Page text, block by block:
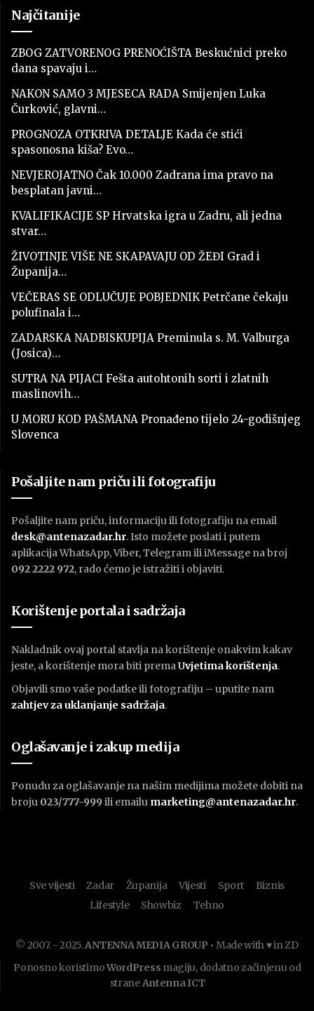
Najčitanije
ZBOG ZATVORENOG PRENOĆIŠTA Beskućnici preko
dana spavaju i…
NAKON SAMO 3 MJESECA RADA Smijenjen Luka
Čurković, glavni…
PROGNOZA OTKRIVA DETALJE Kada će stići
spasonosna kiša? Evo…
NEVJEROJATNO Čak 10.000 Zadrana ima pravo na
besplatan javni…
KVALIFIKACIJE SP Hrvatska igra u Zadru, ali jedna
stvar…
ŽIVOTINJE VIŠE NE SKAPAVAJU OD ŽEĐI Grad i
Županija…
VEČERAS SE ODLUČUJE POBJEDNIK Petrčane čekaju
polufinala i…
ZADARSKA NADBISKUPIJA Preminula s. M. Valburga
(Josica)…
SUTRA NA PIJACI Fešta autohtonih sorti i zlatnih
maslinovih…
U MORU KOD PAŠMANA Pronađeno tijelo 24-godišnjeg
Slovenca
Pošaljite nam priču ili fotografiju
Pošaljite nam priču, informaciju ili fotografiju na email
desk@antenazadar.hr. Isto možete poslati i putem
aplikacija WhatsApp, Viber, Telegram ili iMessage na broj
092 2222 972, rado ćemo je istražiti i objaviti.
Korištenje portala i sadržaja
Nakladnik ovaj portal stavlja na korištenje onakvim kakav
jeste, a korištenje mora biti premaUvjetima korištenja.
Objavili smo vaše podatke ili fotografiju – uputite nam
zahtjev za uklanjanje sadržaja.
Oglašavanje i zakup medija
Ponudu za oglašavanje na našim medijima možete dobiti na
broju 023/777-999 ili emailu marketing@antenazadar.hr.
Sve vijesti Zadar Županija Vijesti Sport
Biznis
Lifestyle
Showbiz Tehno
© 2007. - 2025.ANTENNA MEDIA GROUP • Made with ♥ in ZD
Ponosno koristimoWordPress magiju, dodatno začinjenu od
straneAntenna ICT